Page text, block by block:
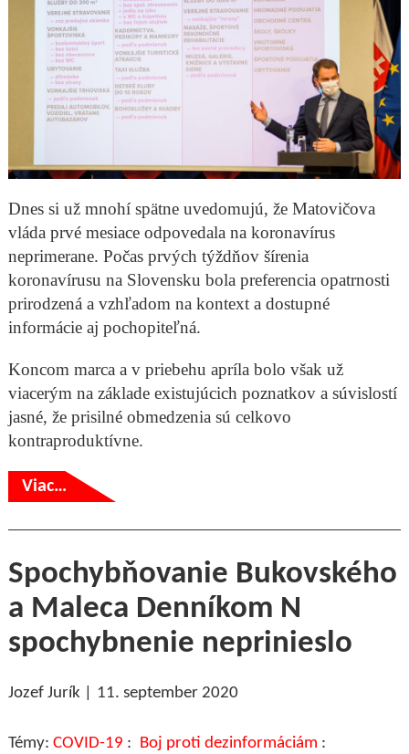
Dnes si už mnohí spätne uvedomujú, že Matovičova
vláda prvé mesiace odpovedala na koronavírus
neprimerane. Počas prvých týždňov šírenia
koronavírusu na Slovensku bola preferencia opatrnosti
prirodzená a vzhľadom na kontext a dostupné
informácie aj pochopiteľná.
Koncom marca a v priebehu apríla bolo však už
viacerým na základe existujúcich poznatkov a súvislostí
jasné, že prisilné obmedzenia sú celkovo
kontraproduktívne.
Viac…
Spochybňovanie Bukovského
a Maleca Denníkom N
spochybnenie neprinieslo
Jozef Jurík 11. september 2020
COVID-19
Boj proti dezinformáciám